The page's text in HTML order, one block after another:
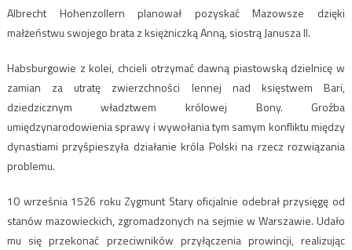
Albrecht Hohenzollern planował pozyskać Mazowsze dzięki
małżeństwu swojego brata z księżniczką Anną, siostrą Janusza II.
Habsburgowie z kolei, chcieli otrzymać dawną piastowską dzielnicę w
zamian za utratę zwierzchności lennej nad księstwem Bari,
dziedzicznym władztwem królowej Bony. Groźba
umiędzynarodowienia sprawy i wywołania tym samym konfliktu między
dynastiami przyśpieszyła działanie króla Polski na rzecz rozwiązania
problemu.
10 września 1526 roku Zygmunt Stary oficjalnie odebrał przysięgę od
stanów mazowieckich, zgromadzonych na sejmie w Warszawie. Udało
mu się przekonać przeciwników przyłączenia prowincji, realizując